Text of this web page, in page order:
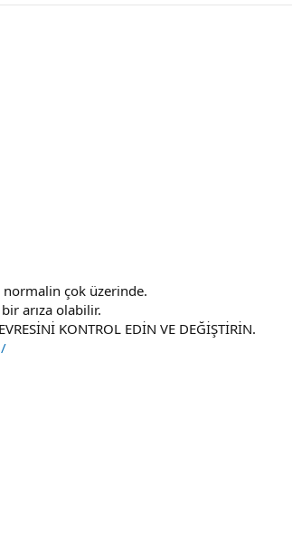
çok üzerinde.
arıza olabilir.
KONTROL EDİN VE DEĞİŞTİRİN.